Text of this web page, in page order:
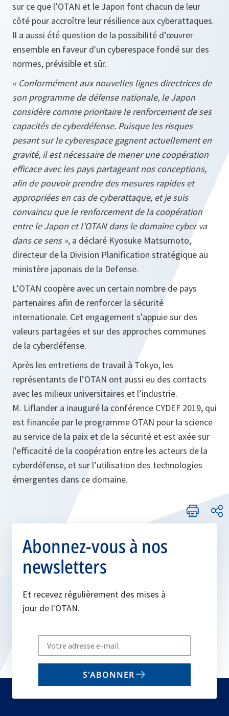
sur ce que l’OTAN et le Japon font chacun de leur
côté pour accroître leur résilience aux cyberattaques.
Il a aussi été question de la possibilité d’œuvrer
ensemble en faveur d'un cyberespace fondé sur des
normes, prévisible et sûr.
« Conformément aux nouvelles lignes directrices de
son programme de défense nationale, le Japon
considère comme prioritaire le renforcement de ses
capacités de cyberdéfense. Puisque les risques
pesant sur le cyberespace gagnent actuellement en
gravité, il est nécessaire de mener une coopération
efficace avec les pays partageant nos conceptions,
afin de pouvoir prendre des mesures rapides et
appropriées en cas de cyberattaque, et je suis
convaincu que le renforcement de la coopération
entre le Japon et l’OTAN dans le domaine cyber va
dans ce sens », a déclaré Kyosuke Matsumoto,
directeur de la Division Planification stratégique au
ministère japonais de la Defense.
L’OTAN coopère avec un certain nombre de pays
partenaires afin de renforcer la sécurité
internationale. Cet engagement s'appuie sur des
valeurs partagées et sur des approches communes
de la cyberdéfense.
Après les entretiens de travail à Tokyo, les
représentants de l’OTAN ont aussi eu des contacts
avec les milieux universitaires et l’industrie.
M. Liflander a inauguré la conférence CYDEF 2019, qui
est financée par le programme OTAN pour la science
au service de la paix et de la sécurité et est axée sur
l’efficacité de la coopération entre les acteurs de la
cyberdéfense, et sur l’utilisation des technologies
émergentes dans ce domaine.
Abonnez-vous à nos
newsletters
Et recevez régulièrement des mises à
jour de l'OTAN.
Write
your
email
S'ABONNER